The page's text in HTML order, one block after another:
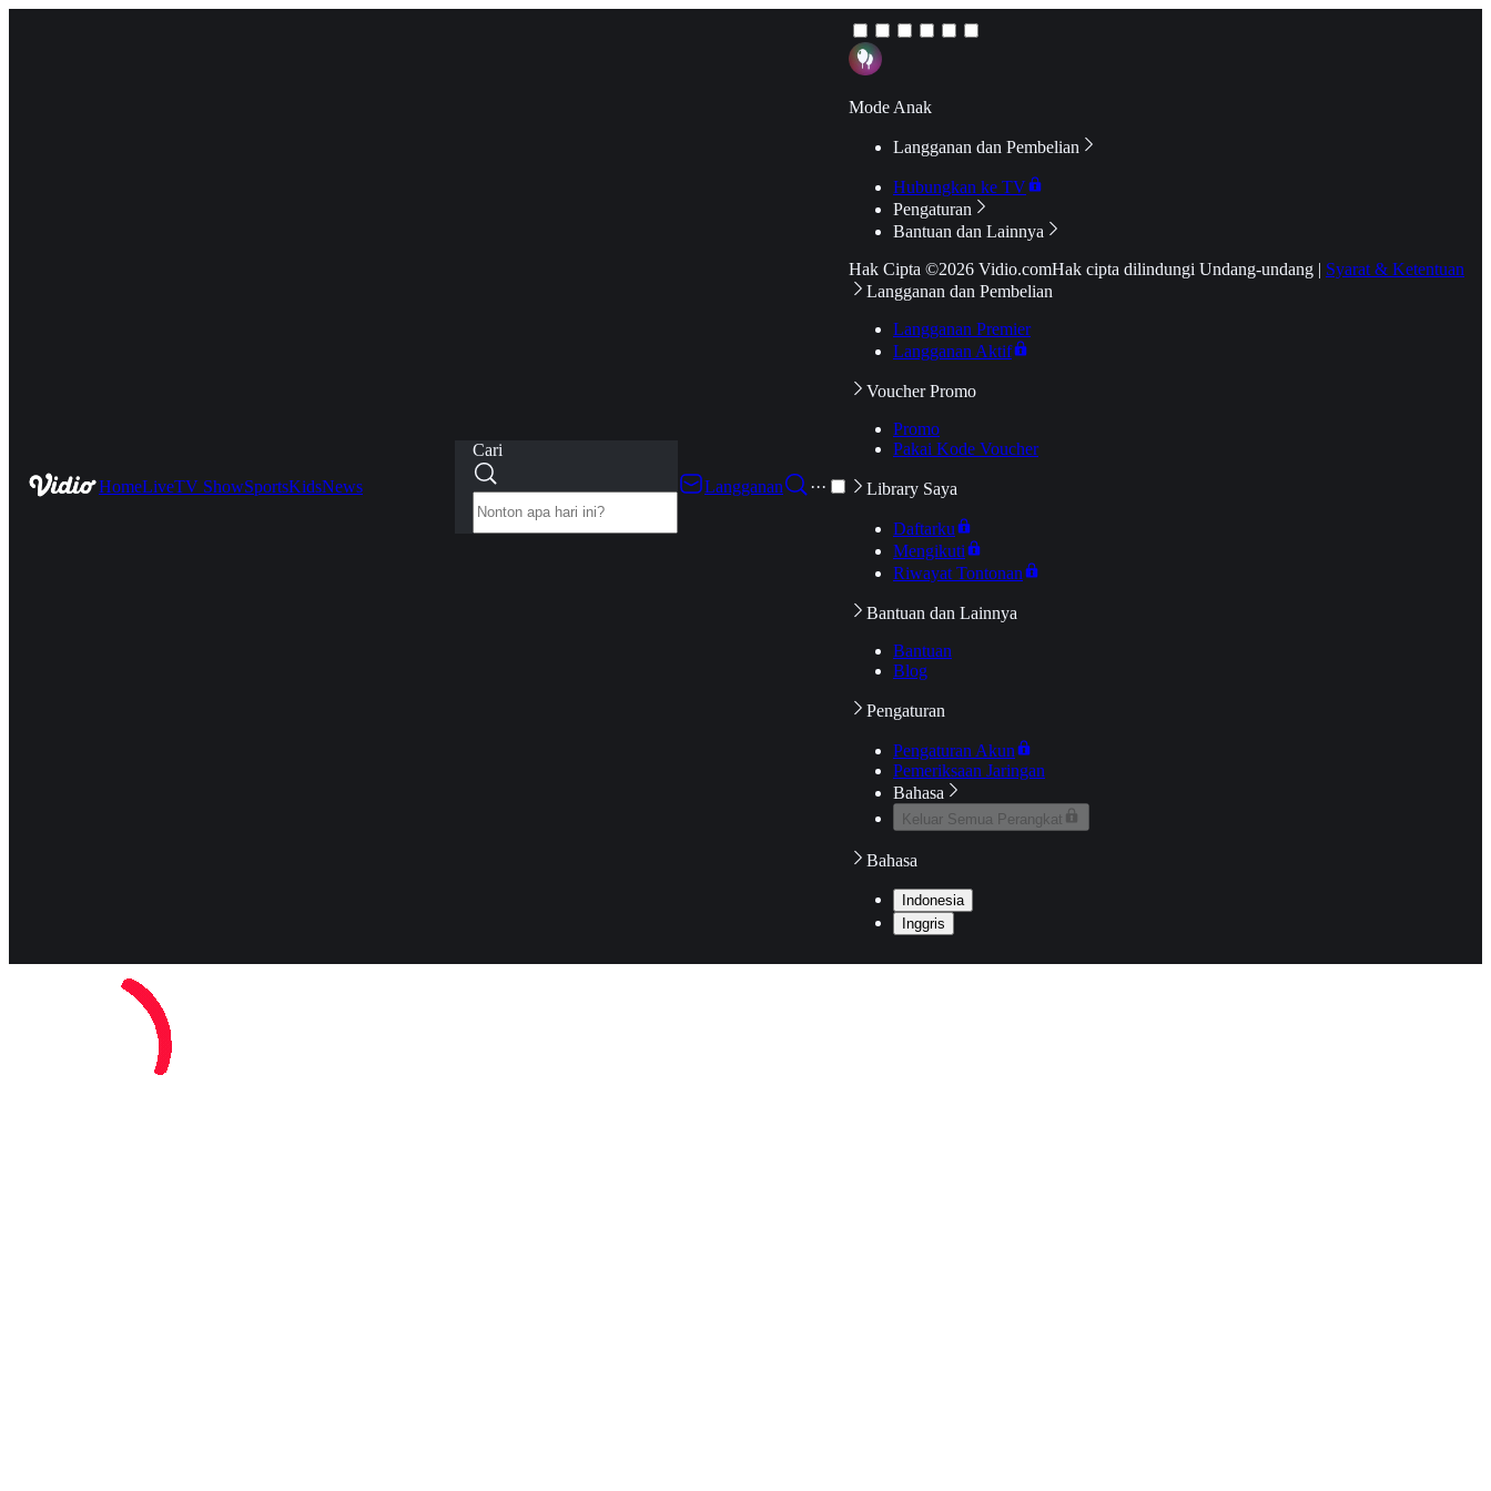
HomeLiveTV ShowSportsKidsNews
Cari
Langganan
···
Mode Anak
Langganan dan Pembelian
Hubungkan ke TV
Pengaturan
Bantuan dan Lainnya
Hak Cipta ©2026 Vidio.comHak cipta dilindungi Undang-undang | Syarat & Ketentuan
Langganan dan Pembelian
Langganan Premier
Langganan Aktif
Voucher Promo
Promo
Pakai Kode Voucher
Library Saya
Daftarku
Mengikuti
Riwayat Tontonan
Bantuan dan Lainnya
Bantuan
Blog
Pengaturan
Pengaturan Akun
Pemeriksaan Jaringan
Bahasa
Keluar Semua Perangkat
Bahasa
Indonesia
Inggris